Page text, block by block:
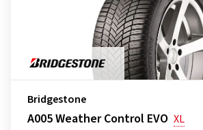
Bridgestone
A005 Weather Control EVO XL